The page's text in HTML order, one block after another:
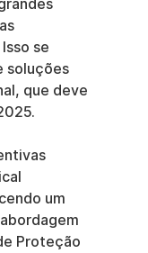
se
soluções
que deve
um
Proteção